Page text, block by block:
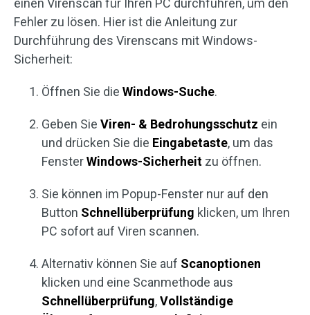
einen Virenscan für Ihren PC durchführen, um den
Fehler zu lösen. Hier ist die Anleitung zur
Durchführung des Virenscans mit Windows-
Sicherheit:
Öffnen Sie die Windows-Suche.
Geben Sie Viren- & Bedrohungsschutz ein
und drücken Sie die Eingabetaste, um das
FensterWindows-Sicherheit zu öffnen.
Sie können im Popup-Fenster nur auf den
Button Schnellüberprüfung klicken, um Ihren
PC sofort auf Viren scannen.
Alternativ können Sie auf Scanoptionen
klicken und eine Scanmethode aus
Schnellüberprüfung,Vollständige